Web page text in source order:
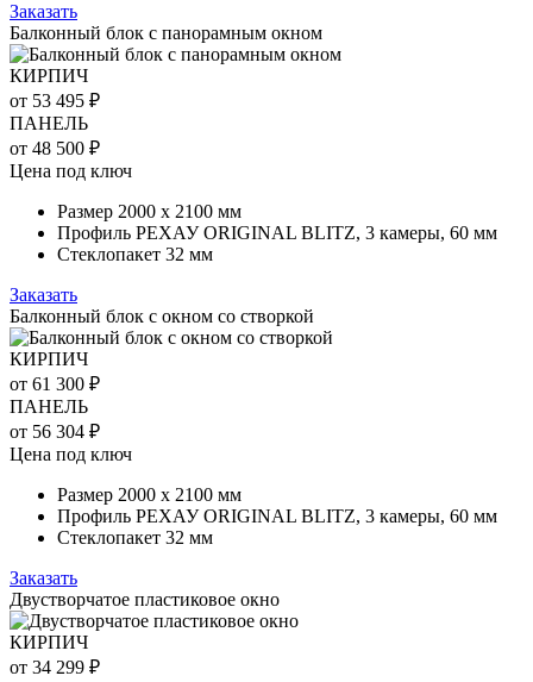
Заказать
Балконный блок с панорамным окном
КИРПИЧ
от 53 495 ₽
ПАНЕЛЬ
от 48 500 ₽
Цена под ключ
Размер 2000 х 2100 мм
Профиль РЕХАУ ORIGINAL BLITZ, 3 камеры, 60 мм
Стеклопакет 32 мм
Заказать
Балконный блок с окном со створкой
КИРПИЧ
от 61 300 ₽
ПАНЕЛЬ
от 56 304 ₽
Цена под ключ
Размер 2000 х 2100 мм
Профиль РЕХАУ ORIGINAL BLITZ, 3 камеры, 60 мм
Стеклопакет 32 мм
Заказать
Двустворчатое пластиковое окно
КИРПИЧ
от 34 299 ₽